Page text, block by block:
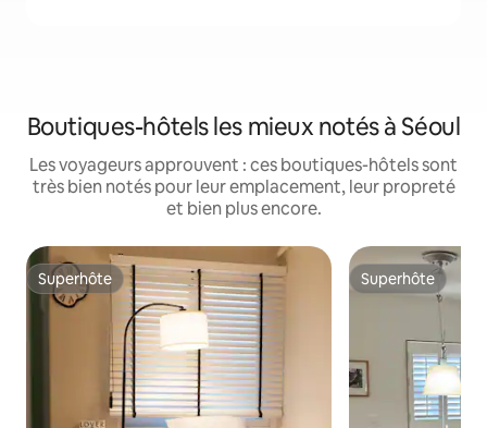
Boutiques-hôtels les mieux notés à Séoul
Les voyageurs approuvent : ces boutiques-hôtels sont
très bien notés pour leur emplacement, leur propreté
et bien plus encore.
Superhôte
Superhôte Superhôte
Superhôte